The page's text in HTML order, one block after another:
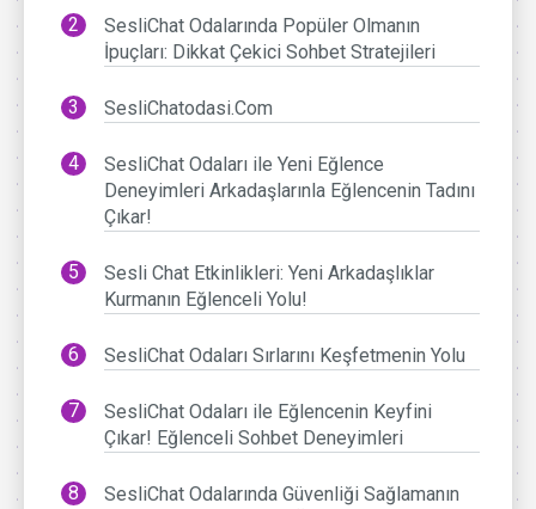
SesliChat Odalarında Popüler Olmanın
İpuçları: Dikkat Çekici Sohbet Stratejileri
SesliChatodasi.Com
SesliChat Odaları ile Yeni Eğlence
Deneyimleri Arkadaşlarınla Eğlencenin Tadını
Çıkar!
Sesli Chat Etkinlikleri: Yeni Arkadaşlıklar
Kurmanın Eğlenceli Yolu!
SesliChat Odaları Sırlarını Keşfetmenin Yolu
SesliChat Odaları ile Eğlencenin Keyfini
Çıkar! Eğlenceli Sohbet Deneyimleri
SesliChat Odalarında Güvenliği Sağlamanın